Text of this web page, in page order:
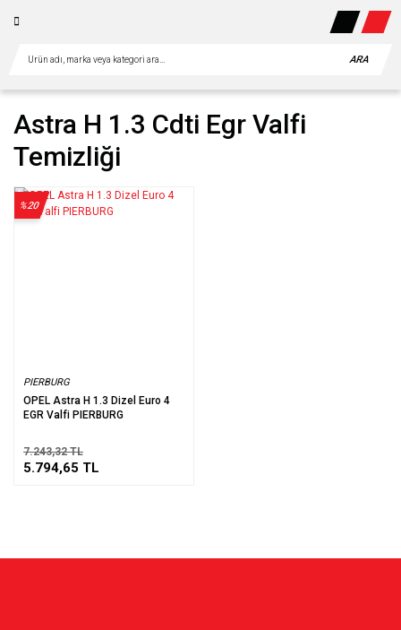
ARA
Astra H 1.3 Cdti Egr Valfi
Temizliği
PIERBURG
OPEL Astra H 1.3 Dizel Euro 4
EGR Valfi PIERBURG
%20
7.243,32 TL
5.794,65 TL